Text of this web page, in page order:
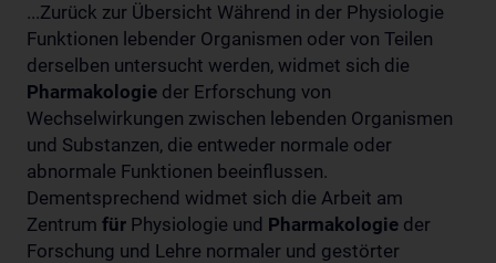
...Zurück zur Übersicht Während in der Physiologie
Funktionen lebender Organismen oder von Teilen
derselben untersucht werden, widmet sich die
Pharmakologie der Erforschung von
Wechselwirkungen zwischen lebenden Organismen
und Substanzen, die entweder normale oder
abnormale Funktionen beeinflussen.
Dementsprechend widmet sich die Arbeit am
Zentrum für Physiologie und Pharmakologie der
Forschung und Lehre normaler und gestörter